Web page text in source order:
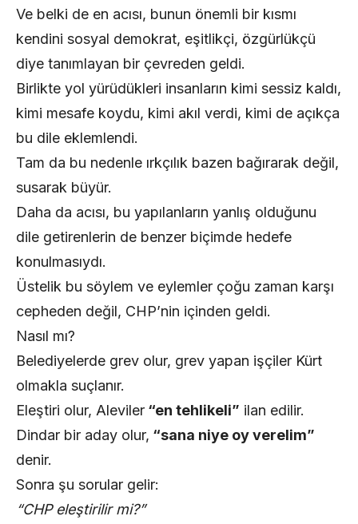
Ve belki de en acısı, bunun önemli bir kısmı
kendini sosyal demokrat, eşitlikçi, özgürlükçü
diye tanımlayan bir çevreden geldi.
Birlikte yol yürüdükleri insanların kimi sessiz kaldı,
kimi mesafe koydu, kimi akıl verdi, kimi de açıkça
bu dile eklemlendi.
Tam da bu nedenle ırkçılık bazen bağırarak değil,
susarak büyür.
Daha da acısı, bu yapılanların yanlış olduğunu
dile getirenlerin de benzer biçimde hedefe
konulmasıydı.
Üstelik bu söylem ve eylemler çoğu zaman karşı
cepheden değil, CHP’nin içinden geldi.
Nasıl mı?
Belediyelerde grev olur, grev yapan işçiler Kürt
olmakla suçlanır.
Eleştiri olur, Aleviler “en tehlikeli” ilan edilir.
Dindar bir aday olur, “sana niye oy verelim”
denir.
Sonra şu sorular gelir:
“CHP eleştirilir mi?”